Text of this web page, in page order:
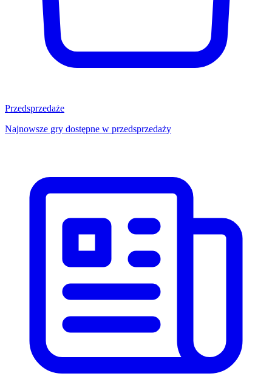
Przedsprzedaże
Najnowsze gry dostępne w przedsprzedaży